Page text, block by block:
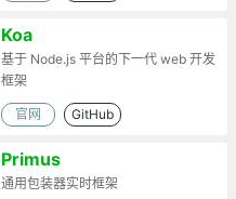
Koa
基于 Node.js 平台的下一代 web 开发
框架
官网 GitHub
Primus
通用包装器实时框架